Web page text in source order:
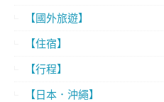
【國外旅遊】
【住宿】
【行程】
【日本．沖繩】